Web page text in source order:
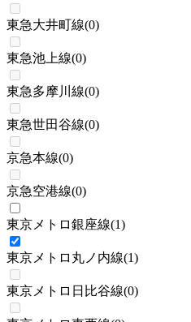
東急大井町線(0)
東急池上線(0)
東急多摩川線(0)
東急世田谷線(0)
京急本線(0)
京急空港線(0)
東京メトロ銀座線(1)
東京メトロ丸ノ内線(1)
東京メトロ日比谷線(0)